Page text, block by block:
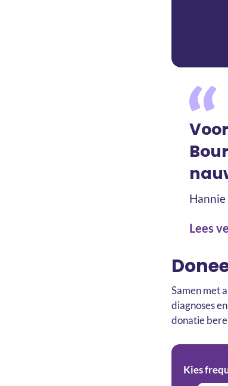
Hannie
Lees
Samen met
diagnoses
donatie
Kies